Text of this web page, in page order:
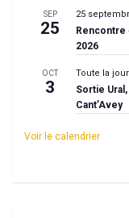
SEP
25
25
Rencontre
2026
OCT
3
Toute la
Sortie
Cant’Avey
Voir le calendrier